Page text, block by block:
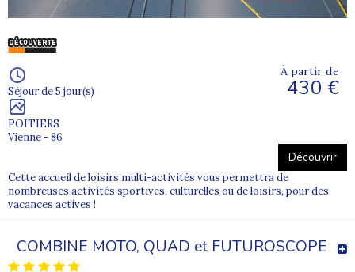
Séjour de 5 jour(s)
POITIERS
Vienne - 86
À partir de
430 €
Découvrir
Cette accueil de loisirs multi-activités vous permettra de
nombreuses activités sportives, culturelles ou de loisirs, pour des
vacances actives !
COMBINE MOTO, QUAD et FUTUROSCOPE